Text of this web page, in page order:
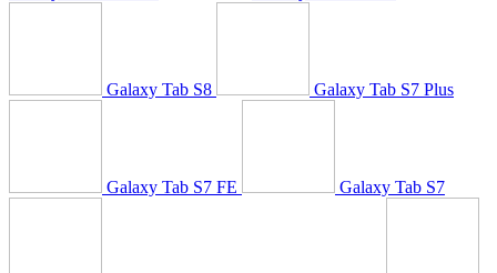
Galaxy Tab S8 Galaxy Tab S7 Plus
Galaxy Tab S7 FE Galaxy Tab S7